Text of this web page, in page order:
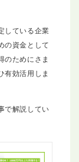
している企業
の資金として
のためにさま
有効活用しま
で解説してい